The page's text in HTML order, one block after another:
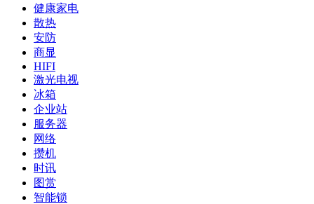
健康家电
散热
安防
商显
HIFI
激光电视
冰箱
企业站
服务器
网络
攒机
时讯
图赏
智能锁